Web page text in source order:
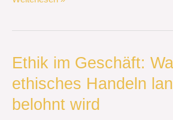
Ethik im Geschäft:
ethisches Handeln
belohnt wird
Ethik
im
Geschäft:
ethisches